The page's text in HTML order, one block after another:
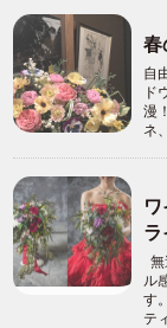
春
自
ド
漫
ネ
ラ
ル
す
テ